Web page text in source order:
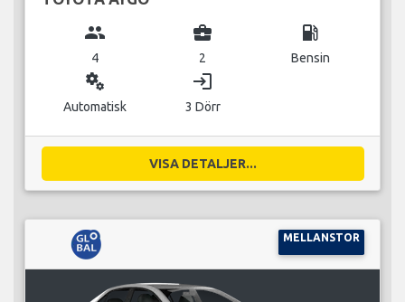
group
4
business_center
2
local_gas_station
Bensin
miscellaneous_services
Automatisk
login
3 Dörr
VISA DETALJER...
MELLANSTOR